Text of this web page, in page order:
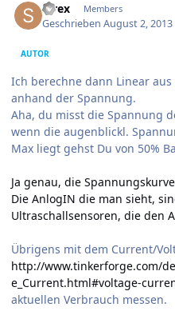
strex Members
GeschriebenAugust 2, 2013
AUTOR
Ich berechne dann Linear
anhand der Spannung.
Aha, du misst die Spannung
wenn die augenblickl.
Max liegt gehst Du von 50%
Ja genau, die
Die AnlogIN die man sieht,
Ultraschallsensoren, die den
Übrigens mit dem Current/
http://www.tinkerforge.com/
e_Current.html#voltage-
aktuellen Verbrauch messen.